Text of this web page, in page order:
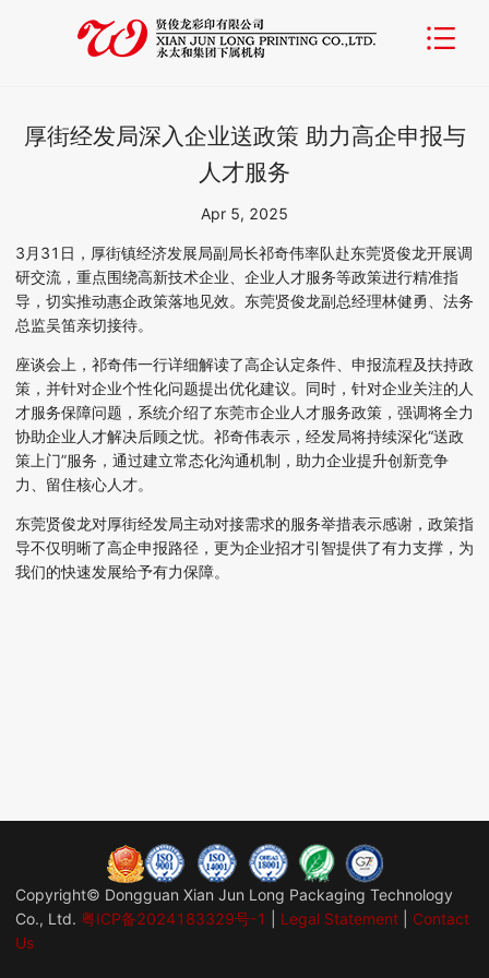
厚街经发局深入企业送政策 助力高企申报与
人才服务
Apr 5, 2025
3 月 31 日，厚街镇经济发展局副局长祁奇伟率队赴东莞贤俊龙开展调
研交流，重点围绕高新技术企业、企业人才服务等政策进行精准指
导，切实推动惠企政策落地见效。 东莞贤俊龙副总经理林健勇、法务
总监吴笛亲切接待。
座谈会上，祁奇伟一行详细解读了高企认定条件、申报流程及扶持政
策，并针对企业个性化问题提出优化建议。同时，针对企业关注的人
才服务保障问题，系统介绍了东莞市企业 人才服务政策，强调将全力
协助企业人才解决后顾之忧。祁奇伟表示，经发局将持续深化“送政
策上门”服务，通过建立常态化沟通机制，助力企业提升创新竞争
力、留住核心人才。
东莞贤俊龙对厚街经发局主动对接需求的服务举措表示感谢，政策指
导不仅明晰了高企申报路径，更为企业招才引智提供了有力支撑， 为
我们的快速发展给予有力保障。
Copyright© Dongguan Xian Jun Long Packaging Technology
Co., Ltd. 粤ICP备2024183329号-1 Legal Statement
Contact
Us